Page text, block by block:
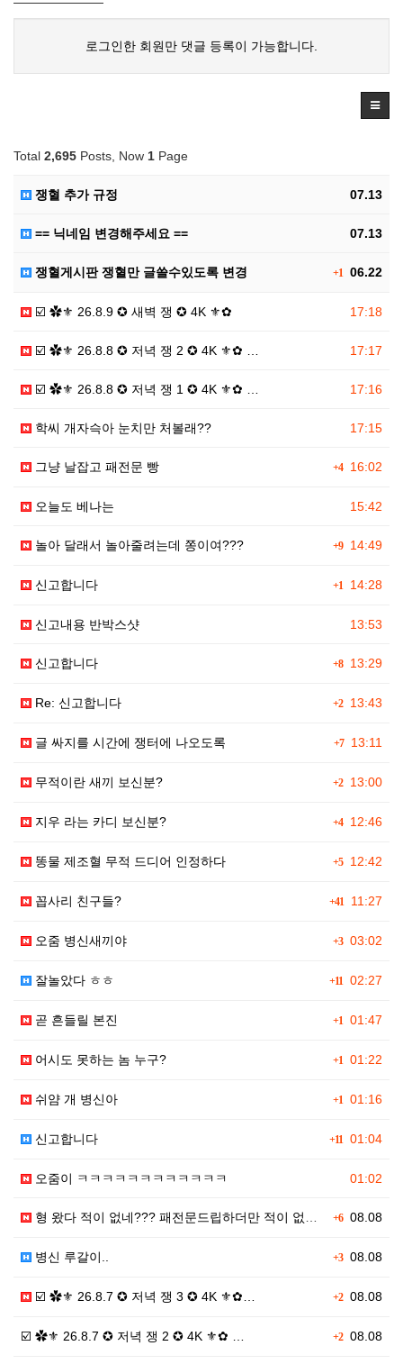
로그인한 회원만 댓글 등록이 가능합니다.
Total 2,695 Posts, Now 1 Page
07.13
쟁혈 추가 규정
07.13
== 닉네임 변경해주세요 ==
+1 06.22
쟁혈게시판 쟁혈만 글쓸수있도록 변경
17:18
☑️ ✿⚜ 26.8.9 ✪ 새벽 쟁 ✪ 4K ⚜✿
17:17
☑️ ✿⚜ 26.8.8 ✪ 저녁 쟁 2 ✪ 4K ⚜✿ …
17:16
☑️ ✿⚜ 26.8.8 ✪ 저녁 쟁 1 ✪ 4K ⚜✿ …
17:15
학씨 개자슥아 눈치만 처볼래??
+4 16:02
그냥 날잡고 패전문 빵
15:42
오늘도 베나는
+9 14:49
놀아 달래서 놀아줄려는데 쫑이여???
+1 14:28
신고합니다
13:53
신고내용 반박스샷
+8 13:29
신고합니다
+2 13:43
Re: 신고합니다
+7 13:11
글 싸지를 시간에 쟁터에 나오도록
+2 13:00
무적이란 새끼 보신분?
+4 12:46
지우 라는 카디 보신분?
+5 12:42
똥물 제조혈 무적 드디어 인정하다
+41 11:27
꼽사리 친구들?
+3 03:02
오줌 병신새끼야
+11 02:27
잘놀았다 ㅎㅎ
+1 01:47
곧 흔들릴 본진
+1 01:22
어시도 못하는 놈 누구?
+1 01:16
쉬얌 개 병신아
+11 01:04
신고합니다
01:02
오줌이 ㅋㅋㅋㅋㅋㅋㅋㅋㅋㅋㅋㅋ
+608.08
형 왔다 적이 없네??? 패전문드립하더만 적이 없네??…
+308.08
병신 루갈이..
+208.08
☑️ ✿⚜ 26.8.7 ✪ 저녁 쟁 3 ✪ 4K ⚜✿…
+208.08
☑️ ✿⚜ 26.8.7 ✪ 저녁 쟁 2 ✪ 4K ⚜✿ …